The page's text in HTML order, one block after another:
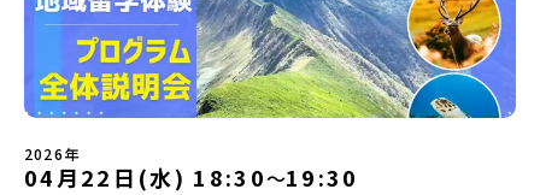
2026年
04月22日(水) 18:30〜19:30